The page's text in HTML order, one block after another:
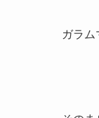
ガラム